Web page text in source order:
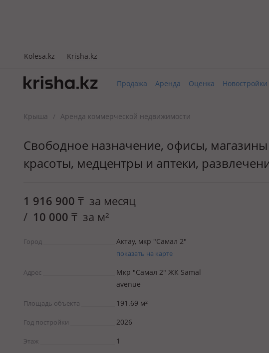
Kolesa.kz Krisha.kz
Продажа Аренда Оценка Новостройки
Крыша / Аренда коммерческой недвижимости
Свободное назначение, офисы,
красоты, медцентры и аптеки,
1 916 900 ₸ за месяц
/ 10 000 ₸ за м²
Город Актау, мкр "Самал 2"
показать на карте
Адрес
Мкр "Самал 2" ЖК Samal
avenue
Площадь объекта 191.69 м²
Год постройки 2026
Этаж 1